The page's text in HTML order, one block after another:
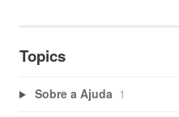
Topics
Sobre a Ajuda 1